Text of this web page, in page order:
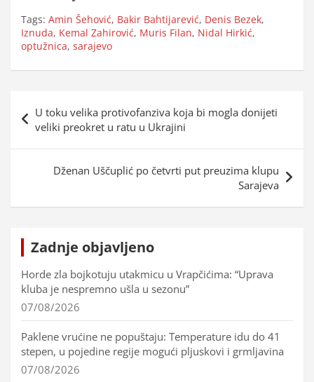
Tags: Amin Šehović, Bakir Bahtijarević, Denis Bezek,
Iznuda, Kemal Zahirović, Muris Filan, Nidal Hirkić,
optužnica, sarajevo
objava
U toku velika protivofanziva koja bi mogla donijeti
veliki preokret u ratu u Ukrajini
Dženan Uščuplić po četvrti put preuzima klupu
Sarajeva
Zadnje objavljeno
Horde zla bojkotuju utakmicu u Vrapčićima: “Uprava
kluba je nespremno ušla u sezonu”
07/08/2026
Paklene vrućine ne popuštaju: Temperature idu do 41
stepen, u pojedine regije mogući pljuskovi i grmljavina
07/08/2026